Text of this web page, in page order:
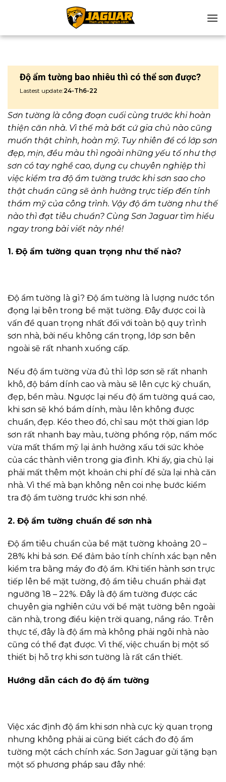
Độ ẩm tường bao nhiêu thì có thể sơn được?
Lastest update:24-Th6-22
Sơn tường là công đoạn cuối cùng trước khi hoàn
thiện căn nhà. Vì thế mà bất cứ gia chủ nào cũng
muốn thật chỉnh, hoàn mỹ. Tuy nhiên để có lớp sơn
đẹp, mịn, đều màu thì ngoài những yếu tố như thợ
sơn có tay nghề cao, dụng cụ chuyên nghiệp thì
việc kiểm tra độ ẩm tường trước khi sơn sao cho
thật chuẩn cũng sẽ ảnh hưởng trực tiếp đến tính
thẩm mỹ của công trình. Vậy độ ẩm tường như thế
nào thì đạt tiêu chuẩn? Cùng Sơn Jaguar tìm hiểu
ngay trong bài viết này nhé!
1. Độ ẩm tường quan trọng như thế nào?
Độ ẩm tường là gì? Độ ẩm tường là lượng nước tồn
đọng lại bên trong bề mặt tường. Đây được coi là
vấn đề quan trọng nhất đối với toàn bộ quy trình
sơn nhà, bởi nếu không cẩn trọng, lớp sơn bên
ngoài sẽ rất nhanh xuống cấp.
Nếu độ ẩm tường vừa đủ thì lớp sơn sẽ rất nhanh
khô, độ bám dính cao và màu sẽ lên cực kỳ chuẩn,
đẹp, bền màu. Ngược lại nếu độ ẩm tường quá cao,
khi sơn sẽ khó bám dính, màu lên không được
chuẩn, đẹp. Kéo theo đó, chỉ sau một thời gian lớp
sơn rất nhanh bay màu, tường phồng rộp, nấm mốc
vừa mất thẩm mỹ lại ảnh hưởng xấu tới sức khỏe
của các thành viên trong gia đình. Khi ấy, gia chủ lại
phải mất thêm một khoản chi phí để sửa lại nhà căn
nhà. Vì thế mà bạn không nên coi nhẹ bước kiểm
tra độ ẩm tường trước khi sơn nhé.
2. Độ ẩm tường chuẩn để sơn nhà
Độ ẩm tiêu chuẩn của bề mặt tường khoảng 20 –
28% khi bả sơn. Để đảm bảo tính chính xác bạn nên
kiểm tra bằng máy đo độ ẩm. Khi tiến hành sơn trực
tiếp lên bề mặt tường, độ ẩm tiêu chuẩn phải đạt
ngưỡng 18 – 22%. Đây là độ ẩm tường được các
chuyên gia nghiên cứu với bề mặt tường bên ngoài
căn nhà, trong điều kiện trời quang, nắng ráo. Trên
thực tế, đây là độ ẩm mà không phải ngôi nhà nào
cũng có thể đạt được. Vì thế, việc chuẩn bị một số
thiết bị hỗ trợ khi sơn tường là rất cần thiết.
Hướng dẫn cách đo độ ẩm tường
Việc xác định độ ẩm khi sơn nhà cực kỳ quan trọng
nhưng không phải ai cũng biết cách đo độ ẩm
tường một cách chính xác. Sơn Jaguar gửi tặng bạn
một số phương pháp sau đây nhé: